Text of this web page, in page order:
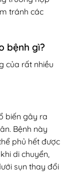
tránh các
bệnh gì?
của rất nhiều
biến gây ra
Bệnh này
phủ hết được
di chuyển,
sụn thay đổi